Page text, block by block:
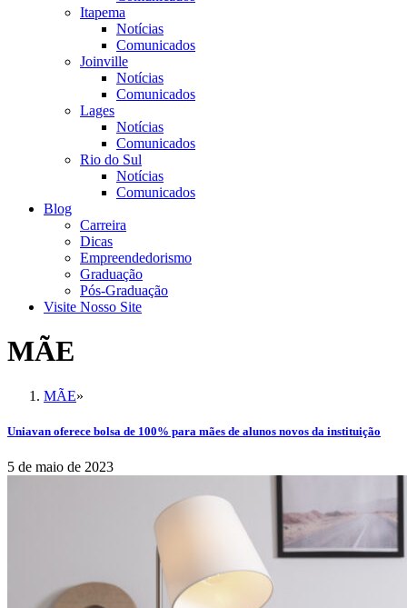
Itapema
Notícias
Comunicados
Joinville
Notícias
Comunicados
Lages
Notícias
Comunicados
Rio do Sul
Notícias
Comunicados
Blog
Carreira
Dicas
Empreendedorismo
Graduação
Pós-Graduação
Visite Nosso Site
MÃE
MÃE»
Uniavan oferece bolsa de 100% para mães de alunos novos da instituição
5 de maio de 2023